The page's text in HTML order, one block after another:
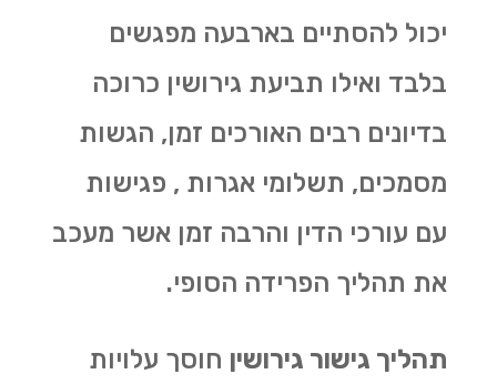
יכול להסתיים בארבעה מפגשים
בלבד ואילו תביעת גירושין כרוכה
בדיונים רבים האורכים זמן, הגשות
מסמכים, תשלומי אגרות , פגישות
עם עורכי הדין והרבה זמן אשר מעכב
את תהליך הפרידה הסופי.
תהליך גישור גירושין חוסך עלויות